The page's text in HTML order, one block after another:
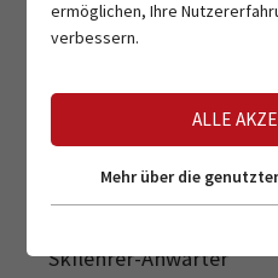
SKILEHRER-
Skilehrer-Anwärter
ermöglichen, Ihre
verbessern.
ALLE
Mehr über die